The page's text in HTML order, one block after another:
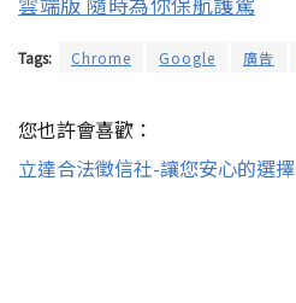
Tags: Chrome Google 廣告
您也許會喜歡：
立達合法徵信社-讓您安心的選擇